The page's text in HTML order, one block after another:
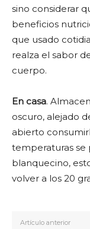
sino considerar
beneficios
que usado
realza el sabor
cuerpo.
En casa.
oscuro, alejado
abierto
temperaturas se
blanquecino,
volver a los 20
Artículo anterior